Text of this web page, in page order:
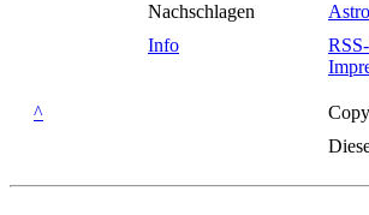
Nachschlagen
Info
^